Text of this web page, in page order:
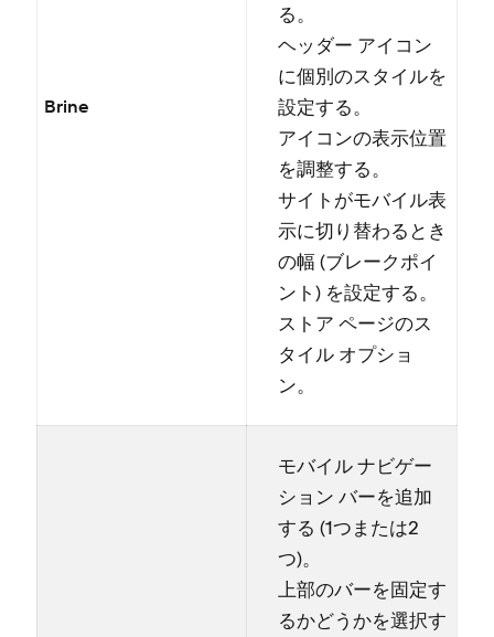
Brine
る⁠。
ヘ⁠ッダ⁠ー アイコン
に個別のスタイルを
設定する⁠。
アイコンの表示位置
を調整する⁠。
サイトがモバイル表
示に切り替わるとき
の幅 (⁠ブレ⁠ークポイ
ント⁠) を設定する⁠。
ストア ペ⁠ージのス
タイル オプシ⁠ョ
ン⁠。
モバイル ナビゲ⁠ー
シ⁠ョン バ⁠ーを追加
する (⁠1つまたは2
つ⁠)⁠。
上部のバ⁠ーを固定す
るかどうかを選択す